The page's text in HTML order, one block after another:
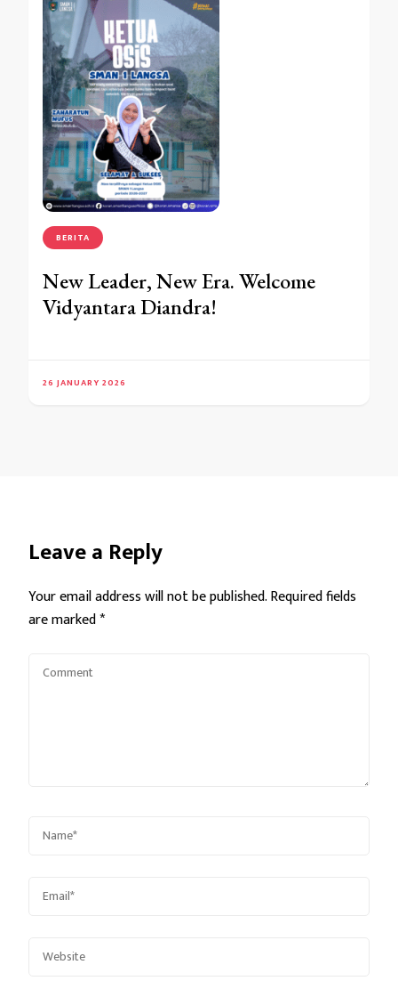
BERITA
New Leader, New Era. Welcome
Vidyantara Diandra!
26 JANUARY 2026
Leave a Reply
Your email address will not be published.Required fields
are marked*